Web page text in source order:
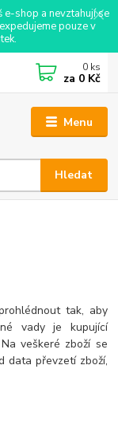
e-shop a nevztahují se
pouze v
Menu
Hledat
0 ks
za 0 Kč
tak, aby
vady je kupující
veškeré zboží se
data převzetí zboží,